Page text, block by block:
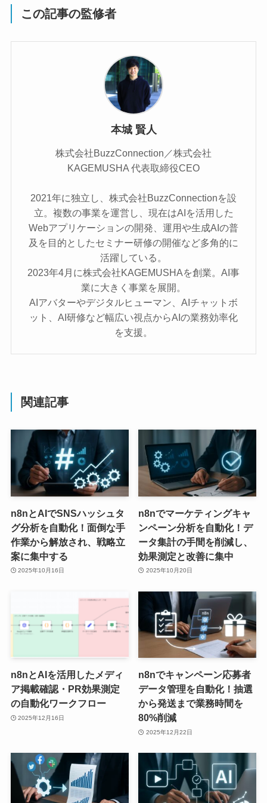
この記事の監修者
本城 賢人
株式会社BuzzConnection／株式会社
KAGEMUSHA 代表取締役CEO
2021年に独立し、株式会社BuzzConnectionを設
立。複数の事業を運営し、現在はAIを活用した
Webアプリケーションの開発、運用や生成AIの普
及を目的としたセミナー研修の開催など多角的に
活躍している。
2023年4月に株式会社KAGEMUSHAを創業。AI事
業に大きく事業を展開。
AIアバターやデジタルヒューマン、AIチャットボ
ット、AI研修など幅広い視点からAIの業務効率化
を支援。
関連記事
n8nとAIでSNSハッシュタ
グ分析を自動化！面倒な手
作業から解放され、戦略立
案に集中する
2025年10月16日
n8nでマーケティングキャ
ンペーン分析を自動化！デ
ータ集計の手間を削減し、
効果測定と改善に集中
2025年10月20日
n8nとAIを活用したメディ
ア掲載確認・PR効果測定
の自動化ワークフロー
2025年12月16日
n8nでキャンペーン応募者
データ管理を自動化！抽選
から発送まで業務時間を
80%削減
2025年12月22日